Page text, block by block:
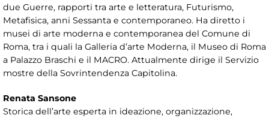
due Guerre, rapporti tra arte e letteratura, Futurismo,
Metafisica, anni Sessanta e contemporaneo. Ha diretto i
musei di arte moderna e contemporanea del Comune di
Roma, tra i quali la Galleria d’arte Moderna, il Museo di Roma
a Palazzo Braschi e il MACRO. Attualmente dirige il Servizio
mostre della Sovrintendenza Capitolina.
Renata Sansone
Storica dell’arte esperta in ideazione, organizzazione,